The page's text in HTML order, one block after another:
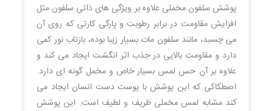
پوشش سلفون مخملی علاوه بر ویژگی های ذاتی سلفون مثل
افزایش مقاومت در برابر رطوبت و پارگی کارتی که روی آن
می چسبد، مانند سلفون مات بسیار زیبا بوده، بازتاب نور کمی
دارد و مقاومت بالایی در جذب اثر انگشت ایجاد می کند و
علاوه بر آن حس لمس بسیار خاص و مخمل گونه ای دارد.
اصطکاکی که این پوشش با پوست دست انسان ایجاد می
کند مشابه لمس مخملی ظریف و لطیف است. این پوشش